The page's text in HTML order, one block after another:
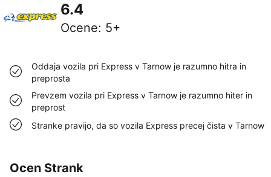
6.4
Ocene: 5+
Oddaja vozila pri Express v Tarnow je razumno hitra in
preprosta
Prevzem vozila pri Express v Tarnow je razumno hiter in
preprost
Stranke pravijo, da so vozila Express precej čista v Tarnow
Ocen Strank